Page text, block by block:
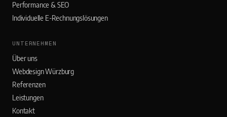
Performance & SEO
Individuelle E-Rechnungslösungen
UNTERNEHMEN
Über uns
Webdesign Würzburg
Referenzen
Leistungen
Kontakt